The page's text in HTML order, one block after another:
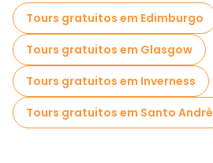
Tours gratuitos em Edimburgo
Tours gratuitos em Glasgow
Tours gratuitos em Inverness
Tours gratuitos em Santo André